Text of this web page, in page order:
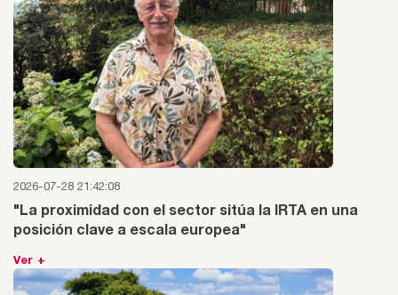
2026-07-28 21:42:08
"La proximidad con el sector sitúa la IRTA en una
posición clave a escala europea"
Ver +